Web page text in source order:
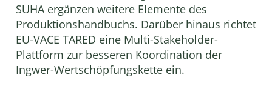
SUHA ergänzen weitere Elemente des
Produktionshandbuchs. Darüber hinaus richtet
EU-VACE TARED eine Multi-Stakeholder-
Plattform zur besseren Koordination der
Ingwer-Wertschöpfungskette ein.